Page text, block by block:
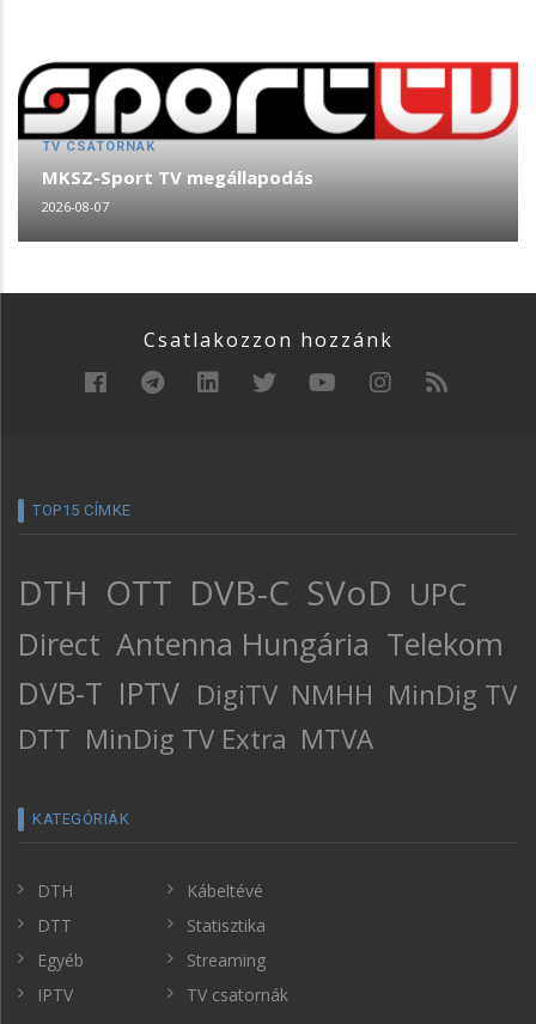
TV CSATORNÁK
MKSZ-Sport TV megállapodás
2026-08-07
Csatlakozzon hozzánk
TOP15 CÍMKE
DTH OTT DVB-C SVoD UPC
Direct Antenna Hungária Telekom
DVB-T IPTV DigiTV NMHH MinDig TV
DTT MinDig TV Extra MTVA
KATEGÓRIÁK
DTH
DTT
Egyéb
IPTV
Kábeltévé
Statisztika
Streaming
TV csatornák